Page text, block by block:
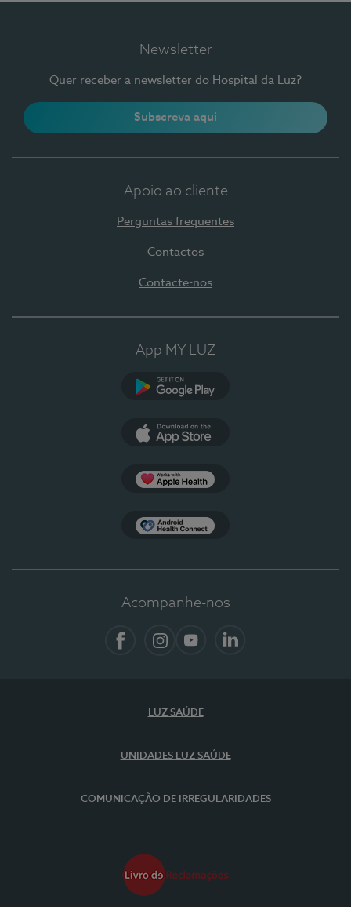
Newsletter
Quer receber a newsletter do Hospital da Luz?
Subscreva aqui
Apoio ao cliente
Perguntas frequentes
Contactos
Contacte-nos
App MY LUZ
Acompanhe-nos
LUZ SAÚDE
UNIDADES LUZ SAÚDE
COMUNICAÇÃO DE IRREGULARIDADES